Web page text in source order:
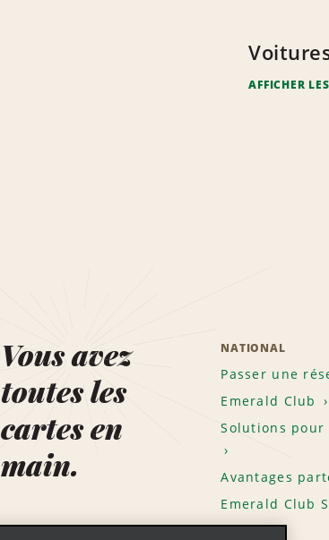
AFFICHER
Vous avez
toutes les
cartes en
main.
NATIONAL
Passer une
Emerald Club
Solutions pour
Avantages
Emerald Club